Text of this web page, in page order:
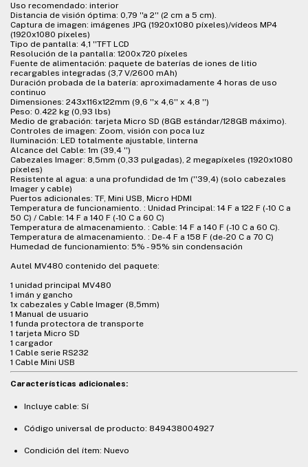
Uso recomendado: interior
Distancia de visión óptima: 0,79 ''a 2'' (2 cm a 5 cm).
Captura de imagen: imágenes JPG (1920x1080 píxeles)/vídeos MP4
(1920x1080 píxeles)
Tipo de pantalla: 4,1 ''TFT LCD
Resolución de la pantalla: 1200x720 píxeles
Fuente de alimentación: paquete de baterías de iones de litio
recargables integradas (3,7 V/2600 mAh)
Duración probada de la batería: aproximadamente 4 horas de uso
continuo
Dimensiones: 243x116x122mm (9,6 ''x 4,6'' x 4,8 '')
Peso: 0.422 kg (0,93 lbs)
Medio de grabación: tarjeta Micro SD (8GB estándar/128GB máximo).
Controles de imagen: Zoom, visión con poca luz
Iluminación: LED totalmente ajustable, linterna
Alcance del Cable: 1m (39,4 '')
Cabezales Imager: 8,5mm (0,33 pulgadas), 2 megapíxeles (1920x1080
píxeles)
Resistente al agua: a una profundidad de 1m (''39,4) (solo cabezales
Imager y cable)
Puertos adicionales: TF, Mini USB, Micro HDMI
Temperatura de funcionamiento. : Unidad Principal: 14 F a 122 F (-10 C a
50 C) / Cable: 14 F a 140 F (-10 C a 60 C)
Temperatura de almacenamiento. : Cable: 14 F a 140 F (-10 C a 60 C).
Temperatura de almacenamiento. : De-4 F a 158 F (de-20 C a 70 C)
Humedad de funcionamiento: 5% - 95% sin condensación
Autel MV480 contenido del paquete:
1 unidad principal MV480
1 imán y gancho
1x cabezales y Cable Imager (8,5mm)
1 Manual de usuario
1 funda protectora de transporte
1 tarjeta Micro SD
1 cargador
1 Cable serie RS232
1 Cable Mini USB
Características adicionales:
Incluye cable: Sí
Código universal de producto: 849438004927
Condición del ítem: Nuevo